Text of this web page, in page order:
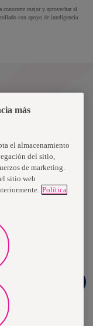
mejor y aprovechar al
con apoyo de inteligencia
datos
global líder en
en todo el
beneficio de
la sociedad en
bajo las
otras marcas
Libero, Libresse,
Organic y Zewa. En
mil millones de
compañía está
Nasdaq Estocolmo.
más
el almacenamiento
del sitio,
de marketing.
sitio web
Política